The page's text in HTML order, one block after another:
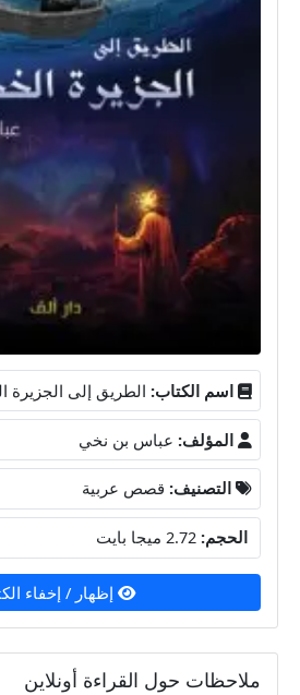
اسم الكتاب: الطريق إلى الجزيرة
المؤلف: عباس بن نخي
التصنيف: قصص عربية
الحجم:
إظهار / إخفاء
ملاحظات حول القراءة أونلاين